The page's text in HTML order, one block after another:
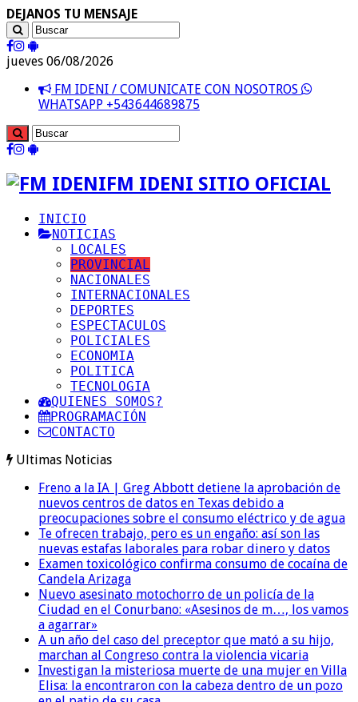
DEJANOS TU MENSAJE
jueves 06/08/2026
FM IDENI / COMUNICATE CON NOSOTROS
WHATSAPP +543644689875
FM IDENI SITIO OFICIAL
INICIO
NOTICIAS
LOCALES
PROVINCIAL
NACIONALES
INTERNACIONALES
DEPORTES
ESPECTACULOS
POLICIALES
ECONOMIA
POLITICA
TECNOLOGIA
QUIENES SOMOS?
PROGRAMACIÓN
CONTACTO
Ultimas Noticias
Freno a la IA | Greg Abbott detiene la aprobación de
nuevos centros de datos en Texas debido a
preocupaciones sobre el consumo eléctrico y de agua
Te ofrecen trabajo, pero es un engaño: así son las
nuevas estafas laborales para robar dinero y datos
Examen toxicológico confirma consumo de cocaína de
Candela Arizaga
Nuevo asesinato motochorro de un policía de la
Ciudad en el Conurbano: «Asesinos de m…, los vamos
a agarrar»
A un año del caso del preceptor que mató a su hijo,
marchan al Congreso contra la violencia vicaria
Investigan la misteriosa muerte de una mujer en Villa
Elisa: la encontraron con la cabeza dentro de un pozo